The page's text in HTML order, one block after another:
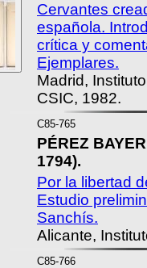
Cervantes
española.
crítica y
Ejemplares.
Madrid,
CSIC, 1982.
C85-765
PÉREZ
1794).
Por la libertad
Estudio
Sanchís.
Alicante,
C85-766